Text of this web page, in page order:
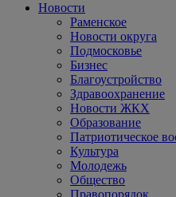
Новости
Раменское
Новости округа
Подмосковье
Бизнес
Благоустройство
Здравоохранение
Новости ЖКХ
Образование
Патриотическое
Культура
Молодежь
Общество
Правопорядок